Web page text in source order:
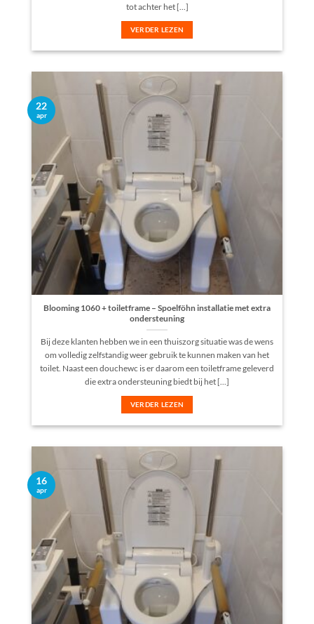
tot achter het [...]
VERDER LEZEN
Blooming 1060 + toiletframe – Spoelföhn installatie met extra
ondersteuning
Bij deze klanten hebben we in een thuiszorg situatie was de wens
om volledig zelfstandig weer gebruik te kunnen maken van het
toilet. Naast een douchewc is er daarom een toiletframe geleverd
die extra ondersteuning biedt bij het [...]
VERDER LEZEN
22
apr
16
apr